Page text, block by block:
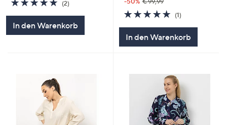
von
(2)
In den Warenkorb
5.0
von
(1)1
In den Warenkorb